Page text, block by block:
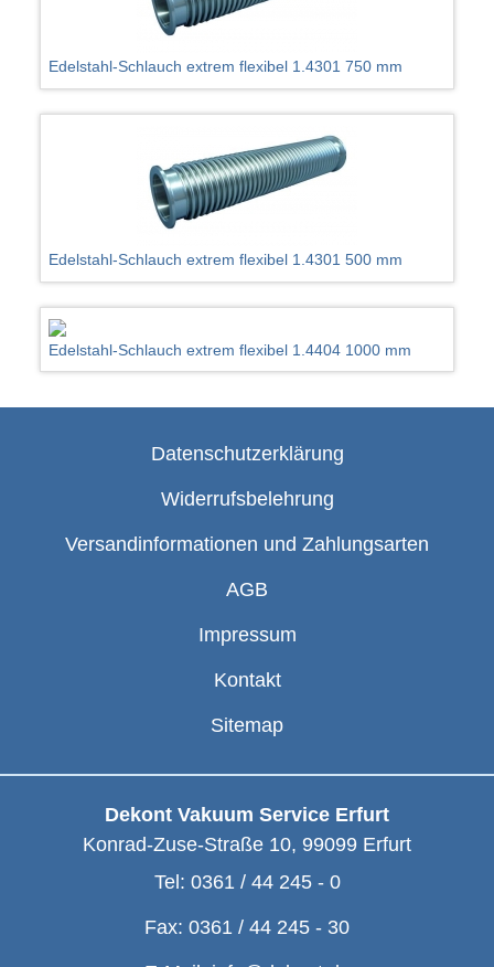
Edelstahl-Schlauch extrem flexibel 1.4301 750 mm
Edelstahl-Schlauch extrem flexibel 1.4301 500 mm
Edelstahl-Schlauch extrem flexibel 1.4404 1000 mm
Datenschutzerklärung
Widerrufsbelehrung
Versandinformationen und Zahlungsarten
AGB
Impressum
Kontakt
Sitemap
Dekont Vakuum Service Erfurt
Konrad-Zuse-Straße 10, 99099 Erfurt
Tel: 0361 / 44 245 - 0
Fax: 0361 / 44 245 - 30